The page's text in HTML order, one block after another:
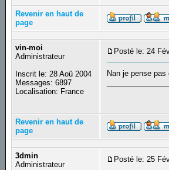
Revenir en haut de
page
vin-moi
Administrateur
Inscrit le: 28 Aoû 2004
Messages: 6897
Localisation: France
Posté le: 24
Nan je pense
Revenir en haut de
page
3dmin
Administrateur
Posté le: 25